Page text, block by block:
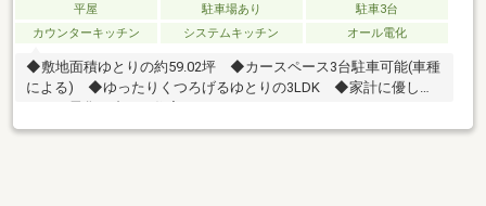
平屋 駐車場あり
駐車3台
カウンターキッチン
システムキッチン オール電化
◆敷地面積ゆとりの約59.02坪 ◆カースペース3台駐車可能(車種
による) ◆ゆったりくつろげるゆとりの3LDK ◆家計に優しい